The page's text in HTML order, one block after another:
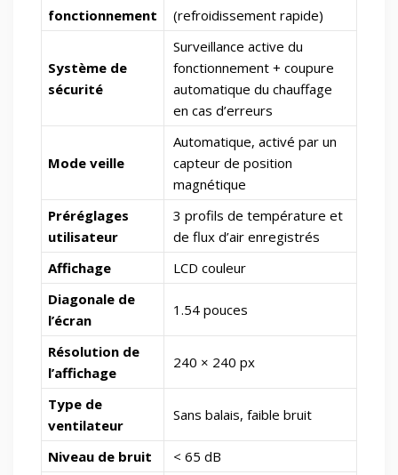
fonctionnement
(refroidissement rapide)
Système de
sécurité
Surveillance active du
fonctionnement + coupure
automatique du chauffage
en cas d’erreurs
Mode veille
Automatique, activé par un
capteur de position
magnétique
Préréglages
utilisateur
3 profils de température et
de flux d’air enregistrés
Affichage
LCD couleur
Diagonale de
l’écran
1.54 pouces
Résolution de
l’affichage
240 × 240 px
Type de
ventilateur
Sans balais, faible bruit
Niveau de bruit
< 65 dB